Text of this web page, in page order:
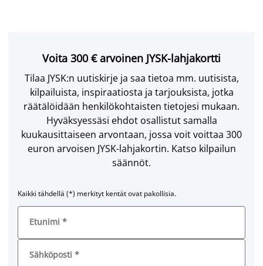
Voita 300 € arvoinen JYSK-lahjakortti
Tilaa JYSK:n uutiskirje ja saa tietoa mm. uutisista,
kilpailuista, inspiraatiosta ja tarjouksista, jotka
räätälöidään henkilökohtaisten tietojesi mukaan.
Hyväksyessäsi ehdot osallistut samalla
kuukausittaiseen arvontaan, jossa voit voittaa 300
euron arvoisen JYSK-lahjakortin. Katso kilpailun
säännöt.
Kaikki tähdellä (*) merkityt kentät ovat pakollisia.
Etunimi *
Sähköposti *